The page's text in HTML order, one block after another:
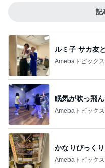
Amebaトピックス
かなりびっく
Amebaトピックス
稼ぎが少なく
Amebaトピックス